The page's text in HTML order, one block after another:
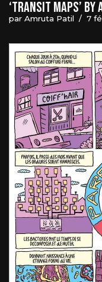
‘Transit Maps’
par Amruta Patil 7